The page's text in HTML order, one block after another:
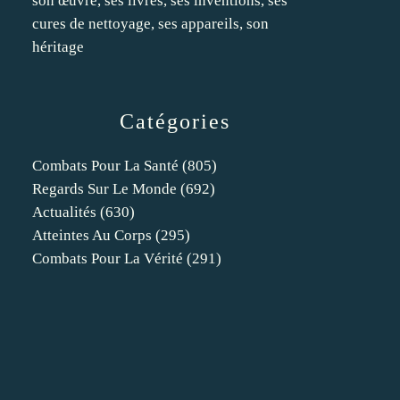
Catégories
Combats Pour La Santé (805)
Regards Sur Le Monde (692)
Actualités (630)
Atteintes Au Corps (295)
Combats Pour La Vérité (291)
cures de nettoyage, ses appareils, son
héritage